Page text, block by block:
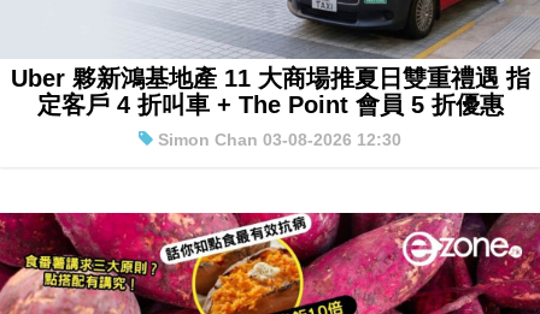
Uber 夥新鴻基地產 11 大商場推夏日雙重禮遇 指
定客戶 4 折叫車 + The Point 會員 5 折優惠
Simon Chan 03-08-2026 12:30